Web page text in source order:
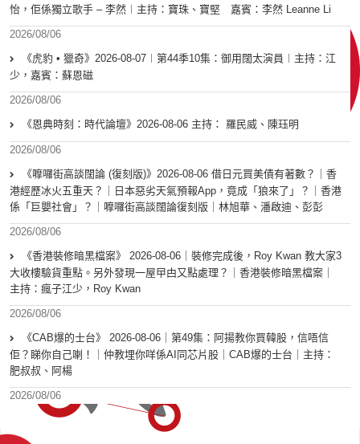
怡，佢係獨立歌手 – 李然︱主持：寶珠、寶堅 嘉賓：李然 Leanne Li
2026/08/06
《虎豹 • 獵奇》2026-08-07︱第44季10集：御用闊太演員︱主持：江
少，嘉賓：蘇恩磁
2026/08/06
《恩典時刻：時代論壇》2026-08-06 主持： 羅民威、陳珏明
2026/08/06
《嚤囉街高談闊論 (復刻版)》2026-08-06 借日元買美債有著數？｜香
港經歷冰火五重天？｜日本惡劣天氣預報App，竟成「狼來了」？｜香港
係「巨嬰社會」？｜嚤囉街高談闊論復刻版｜林旭華、潘啟迪、彭彭
2026/08/06
《香港裝修暗黑檔案》 2026-08-06｜裝修完成後，Roy Kwan 教大家3
大收樓驗貨重點。另外發現一屋曱甴又點處理？｜香港裝修暗黑檔案｜
主持：瘋子江少，Roy Kwan
2026/08/06
《CAB爆的士台》 2026-08-06｜第49集：阿揚教你買韓股，信唔信
佢？睇你自己喇！｜仲教埋你咩係AI同芯片股｜CAB爆的士台｜主持：
肥叔叔、阿楊
2026/08/06